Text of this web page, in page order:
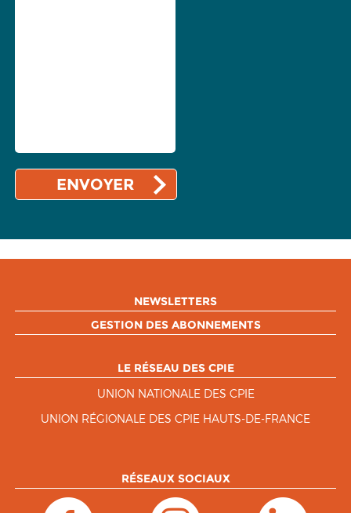
NEWSLETTERS
GESTION DES ABONNEMENTS
LE RÉSEAU DES CPIE
UNION NATIONALE DES CPIE
UNION RÉGIONALE DES CPIE HAUTS-DE-FRANCE
RÉSEAUX SOCIAUX